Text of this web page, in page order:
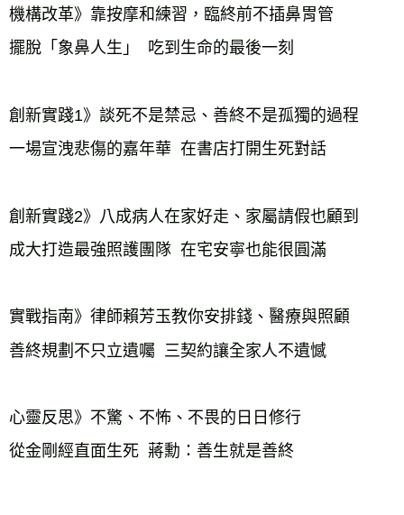
機構改革》靠按摩和練習，臨終前不插鼻胃管
擺脫「象鼻人生」 吃到生命的最後一刻
創新實踐1》談死不是禁忌、善終不是孤獨的過程
一場宣洩悲傷的嘉年華 在書店打開生死對話
創新實踐2》八成病人在家好走、家屬請假也顧到
成大打造最強照護團隊 在宅安寧也能很圓滿
實戰指南》律師賴芳玉教你安排錢、醫療與照顧
善終規劃不只立遺囑 三契約讓全家人不遺憾
心靈反思》不驚、不怖、不畏的日日修行
從金剛經直面生死 蔣勳：善生就是善終